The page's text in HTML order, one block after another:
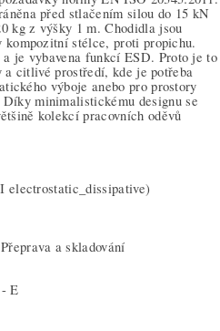
před stlačením silou do 15 kN
kg z výšky 1 m. Chodidla jsou
kompozitní stélce, proti propichu.
a je vybavena funkcí ESD. Proto je to
citlivé prostředí, kde je potřeba
výboje anebo pro prostory
minimalistickému designu se
kolekcí pracovních oděvů
a skladování
E